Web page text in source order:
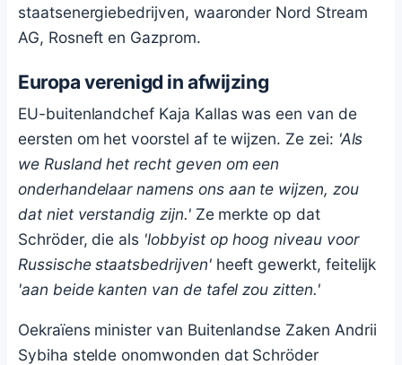
staatsenergiebedrijven, waaronder Nord Stream
AG, Rosneft en Gazprom.
Europa verenigd in afwijzing
EU-buitenlandchef Kaja Kallas was een van de
eersten om het voorstel af te wijzen. Ze zei: 'Als
we Rusland het recht geven om een
onderhandelaar namens ons aan te wijzen, zou
dat niet verstandig zijn.'Ze merkte op dat
Schröder, die als 'lobbyist op hoog niveau voor
Russische staatsbedrijven'heeft gewerkt, feitelijk
'aan beide kanten van de tafel zou zitten.'
Oekraïens minister van Buitenlandse Zaken Andrii
Sybiha stelde onomwonden dat Schröder